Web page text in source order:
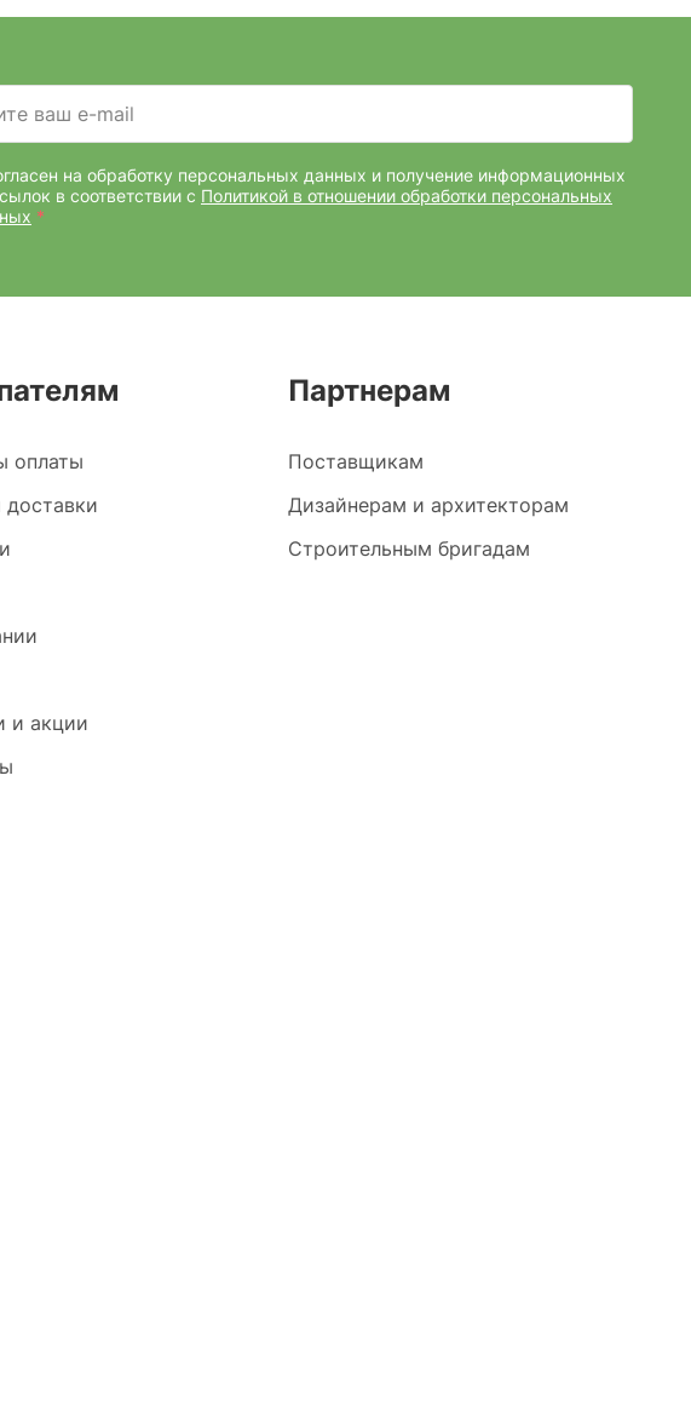
ваш e-mail
на обработку персональных данных и получение информационных
в соответствии с Политикой в отношении обработки персональных
*
оплаты
доставки
и акции
Партнерам
Поставщикам
Дизайнерам и архитекторам
Строительным бригадам